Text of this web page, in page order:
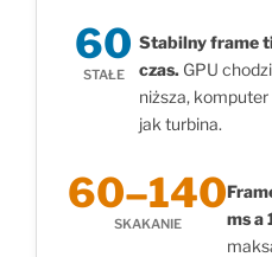
60
STAŁE
Stabilny frame
czas. GPU
niższa,
jak turbina.
60–140
SKAKANIE
ms a